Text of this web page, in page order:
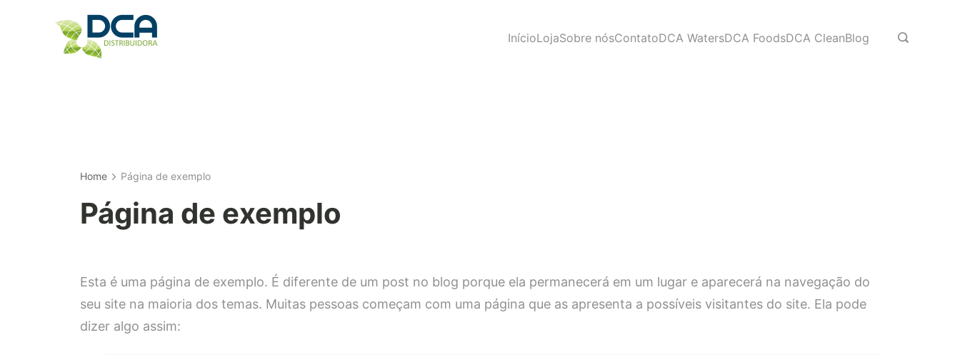
InícioLojaSobre nósContatoDCA WatersDCA FoodsDCA CleanBlog
Home Página de exemplo
Página de exemplo
Esta é uma página de exemplo. É diferente de um post no blog porque ela permanecerá em um lugar e aparecerá na navegação do
seu site na maioria dos temas. Muitas pessoas começam com uma página que as apresenta a possíveis visitantes do site. Ela pode
dizer algo assim: